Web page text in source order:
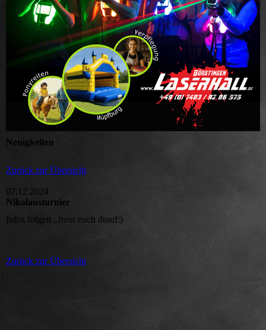
Neuigkeiten
Zurück zur Übersicht
07.12.2024
Nikolausturnier
Infos folgen...freut euch drauf:)
Zurück zur Übersicht